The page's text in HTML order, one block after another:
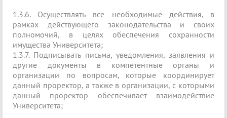
1.3.6. Осуществлять все необходимые действия, в
рамках действующего законодательства и своих
полномочий, в целях обеспечения сохранности
имущества Университета;
1.3.7. Подписывать письма, уведомления, заявления и
другие документы в компетентные органы и
организации по вопросам, которые координирует
данный проректор, а также в организации, с которыми
данный проректор обеспечивает взаимодействие
Университета;